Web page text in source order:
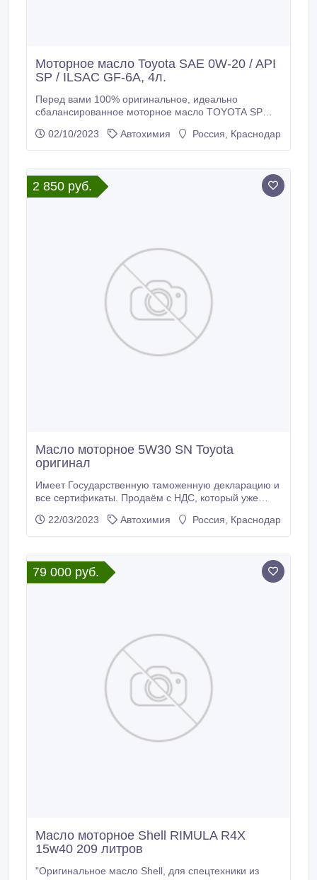
Моторное масло Toyota SAE 0W-20 / API
SP / ILSAC GF-6A, 4л.
Перед вами 100% оригинальное, идеально
сбалансированное моторное масло TOYOTA SP
двигателей легковых автомобилей и
впрыском топлива, системами доочистки выхлопных
газов.
02/10/2023 Автохимия Россия, Краснодар
2 850 руб.
Масло моторное 5W30 SN Toyota
оригинал
Имеет Государственную таможенную декларацию и
все сертификаты. Продаём с НДС, который уже
08880-10706. - Toyota Oil SN 5W30 4л — Арт. 08880-
компанией ENOC (Emirates National Oil Company) в
сотрудничестве с Idemitsu Kosan co.
22/03/2023 Автохимия Россия, Краснодар
79 000 руб.
Масло моторное Shell RIMULA R4X
15w40 209 литров
"Оригинальное масло Shell, для спецтехники из